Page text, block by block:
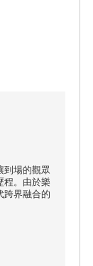
到場的觀眾
程。由於樂
跨界融合的